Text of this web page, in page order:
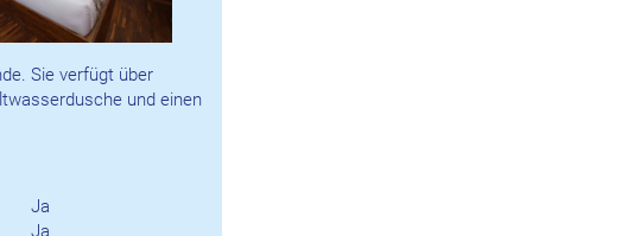
Sie verfügt über
und einen
Ja
Ja